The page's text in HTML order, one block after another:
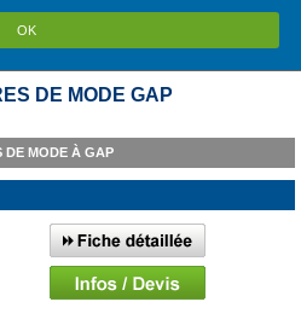
OK
DE MODE GAP
DE MODE À GAP